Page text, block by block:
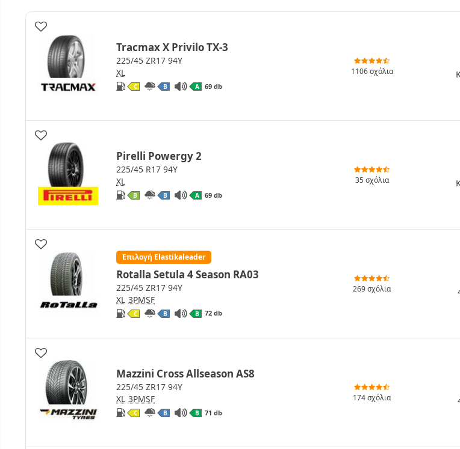
Tracmax X Privilo TX-3
225/45 ZR17 94Y
XL
C B A 69 db
1106 σχόλια
Pirelli Powergy 2
225/45 R17 94Y
XL
B B A 69 db
35 σχόλια
Επιλογή Elastikaleader
Rotalla Setula 4 Season RA03
225/45 ZR17 94Y
XL 3PMSF
C B B 72 db
269 σχόλια
Mazzini Cross Allseason AS8
225/45 ZR17 94Y
XL 3PMSF
C B B 71 db
174 σχόλια